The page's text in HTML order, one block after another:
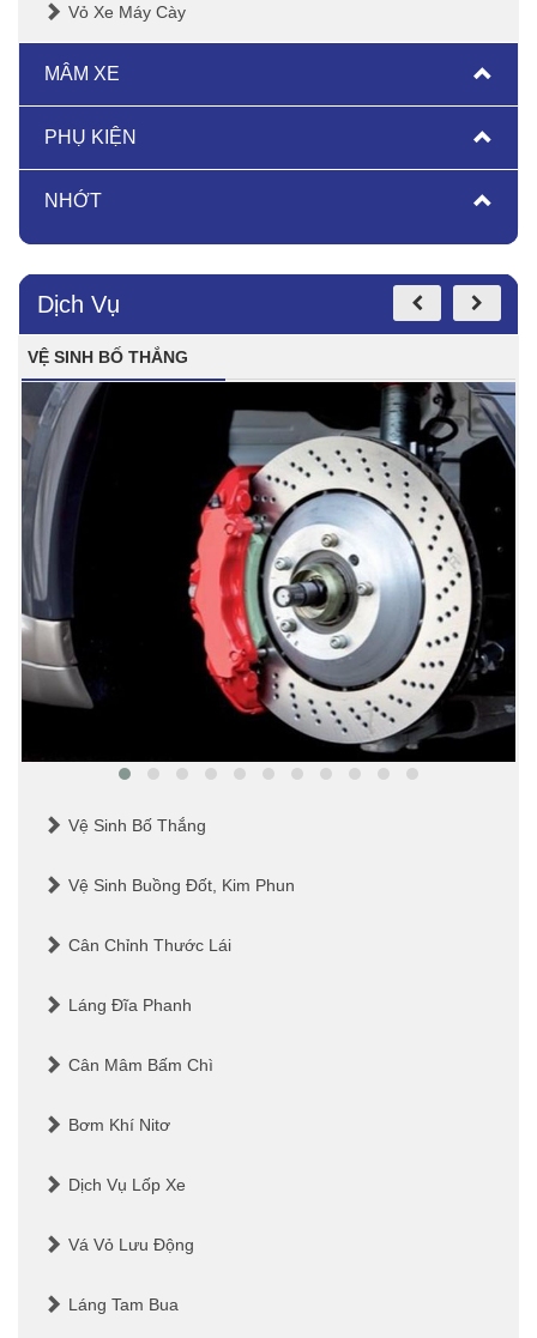
Vỏ Xe Máy Cày
MÂM XE
PHỤ KIỆN
NHỚT
Dịch Vụ
VỆ SINH BỐ THẮNG
Vệ Sinh Bố Thắng
Vệ Sinh Buồng Đốt, Kim Phun
Cân Chỉnh Thước Lái
Láng Đĩa Phanh
Cân Mâm Bấm Chì
Bơm Khí Nitơ
Dịch Vụ Lốp Xe
Vá Vỏ Lưu Động
Láng Tam Bua